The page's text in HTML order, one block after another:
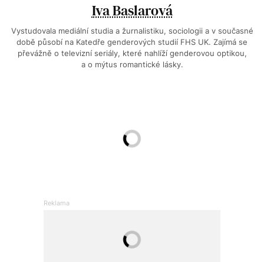
Iva Baslarová
Vystudovala mediální studia a žurnalistiku, sociologii a v současné
době působí na Katedře genderových studií FHS UK. Zajímá se
převážně o televizní seriály, které nahlíží genderovou optikou,
a o mýtus romantické lásky.